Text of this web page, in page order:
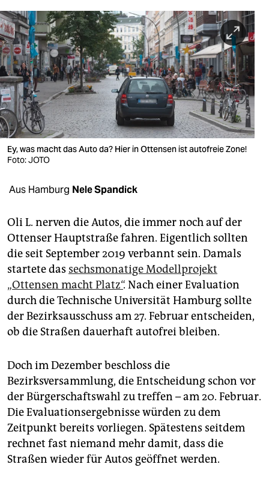
sport
berlin
nord
wahrheit
verlag
verlag
veranstaltungen
fragen & hilfe
unterstützen
abo
genossenschaft
epaper login
Ey, was macht das Auto da? Hier in Ottensen ist autofreie Zone!
Foto: JOTO
Aus Hamburg Nele Spandick
Oli L. nerven die Autos, die immer noch auf der
Ottenser Hauptstraße fahren. Eigentlich sollten
die seit September 2019 verbannt sein. Damals
startete das sechsmonatige Modellprojekt
„Ottensen macht Platz“. Nach einer Evaluation
durch die Technische Universität Hamburg sollte
der Bezirksausschuss am 27. Februar entscheiden,
ob die Straßen dauerhaft autofrei bleiben.
Doch im Dezember beschloss die
Bezirksversammlung, die Entscheidung schon vor
der Bürgerschaftswahl zu treffen – am 20. Februar.
Die Evaluationsergebnisse würden zu dem
Zeitpunkt bereits vorliegen. Spätestens seitdem
rechnet fast niemand mehr damit, dass die
Straßen wieder für Autos geöffnet werden.